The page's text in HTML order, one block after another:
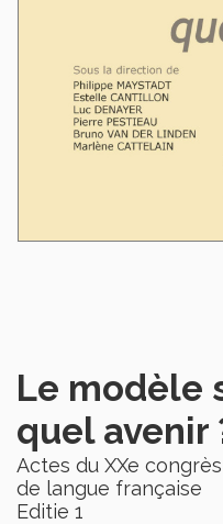
Le modèle
quel avenir
Actes du XXe
de langue française
Editie 1